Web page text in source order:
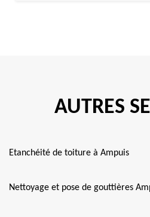
AUTRES
Etanchéité de toiture à Ampuis
Nettoyage et pose de gouttières